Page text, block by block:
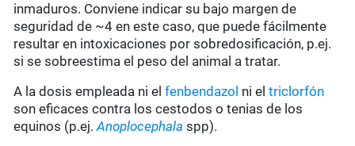
inmaduros. Conviene indicar su bajo margen de
seguridad de ~4 en este caso, que puede fácilmente
resultar en intoxicaciones por sobredosificación, p.ej.
si se sobreestima el peso del animal a tratar.
A la dosis empleada ni elfenbendazol ni eltriclorfón
son eficaces contra los cestodos o tenias de los
equinos (p.ej.Anoplocephala spp).